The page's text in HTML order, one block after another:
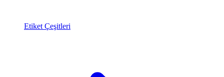
Etiket Çeşitleri